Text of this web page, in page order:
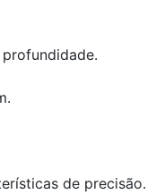
de precisão.